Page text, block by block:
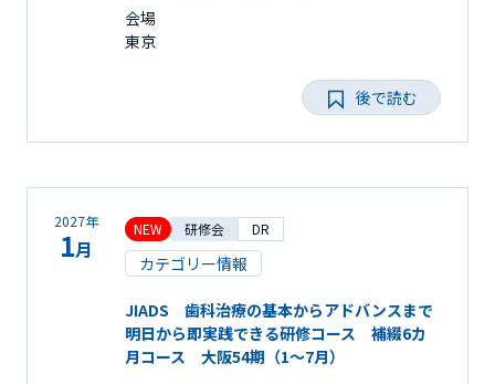
会場
東京
後で読む
2027年
1月
NEW 研修会 DR
カテゴリー情報
JIADS 歯科治療の基本からアドバンスまで
明日から即実践できる研修コース 補綴6カ
月コース 大阪54期（1～7月）